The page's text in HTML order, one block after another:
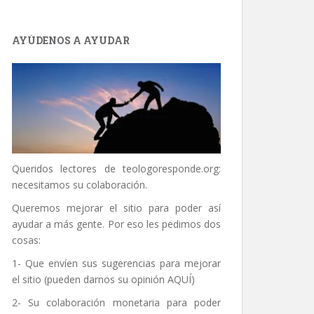
AYÚDENOS A AYUDAR
Queridos lectores de teologoresponde.org:
necesitamos su colaboración.
Queremos mejorar el sitio para poder así
ayudar a más gente. Por eso les pedimos dos
cosas:
1- Que envíen sus sugerencias para mejorar
el sitio (pueden darnos su opinión AQUÍ)
2- Su colaboración monetaria para poder